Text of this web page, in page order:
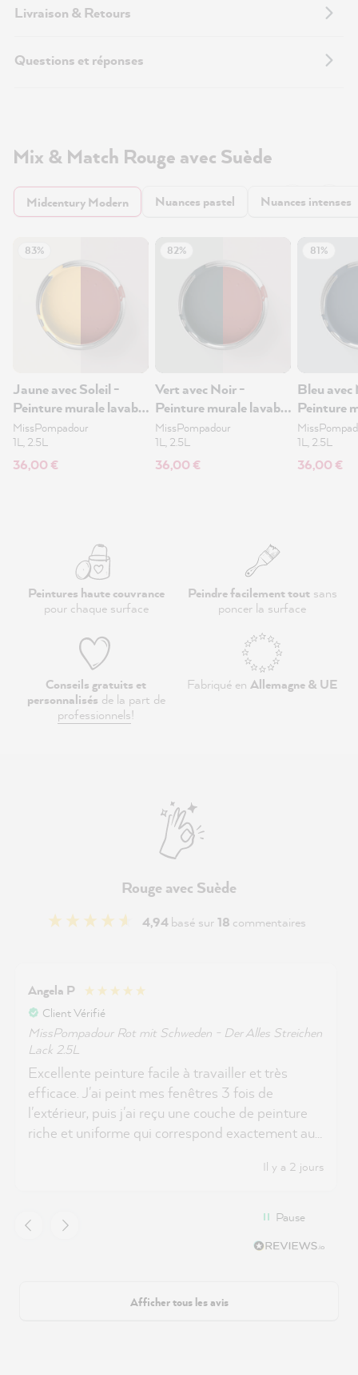
Livraison & Retours
Questions et réponses
Mix & Match Rouge avec Suède
Midcentury Modern Nuances pastel Nuances intenses
83%
Jaune avec Soleil -
Peinture murale lavable
1L
MissPompadour
1L, 2.5L
36,00 €
82%
Vert avec Noir -
Peinture murale lavable
1L
MissPompadour
1L, 2.5L
36,00 €
81%
Bleu
Peinture
1L
1L, 2.5L
36,00 €
Peintures haute couvrance
pour chaque surface
Peindre facilement toutsans
poncer la surface
Conseils gratuits et
personnalisés de la part de
professionnels!
Fabriqué en Allemagne & UE
Rouge avec Suède
4,94basé sur18 commentaires
Angela P
Client Vérifié
MissPompadour Rot mit Schweden - Der Alles Streichen
Lack 2.5L
Excellente peinture facile à travailler et très
efficace. J'ai peint mes fenêtres 3 fois de
l'extérieur, puis j'ai reçu une couche de peinture
riche et uniforme qui correspond exactement au
Il y a 2 jours
Pause
Afficher tous les avis